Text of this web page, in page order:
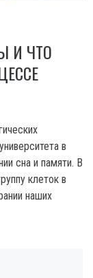
И ЧТО
в
сна и памяти. В
клеток в
наших